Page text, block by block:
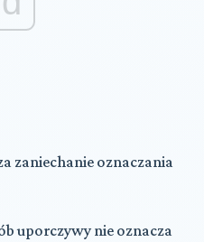
zaniechanie oznaczania
uporczywy nie oznacza